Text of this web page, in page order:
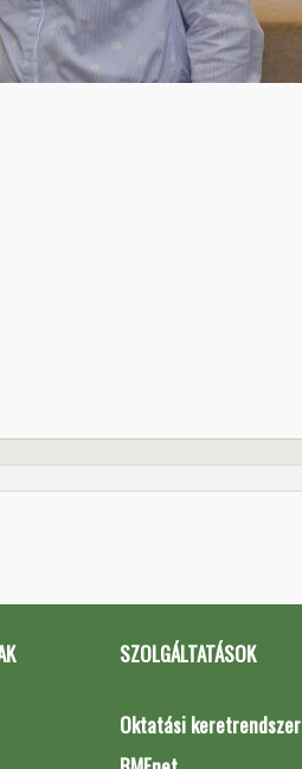
SZOLGÁLTATÁSOK
Oktatási keretrendszer